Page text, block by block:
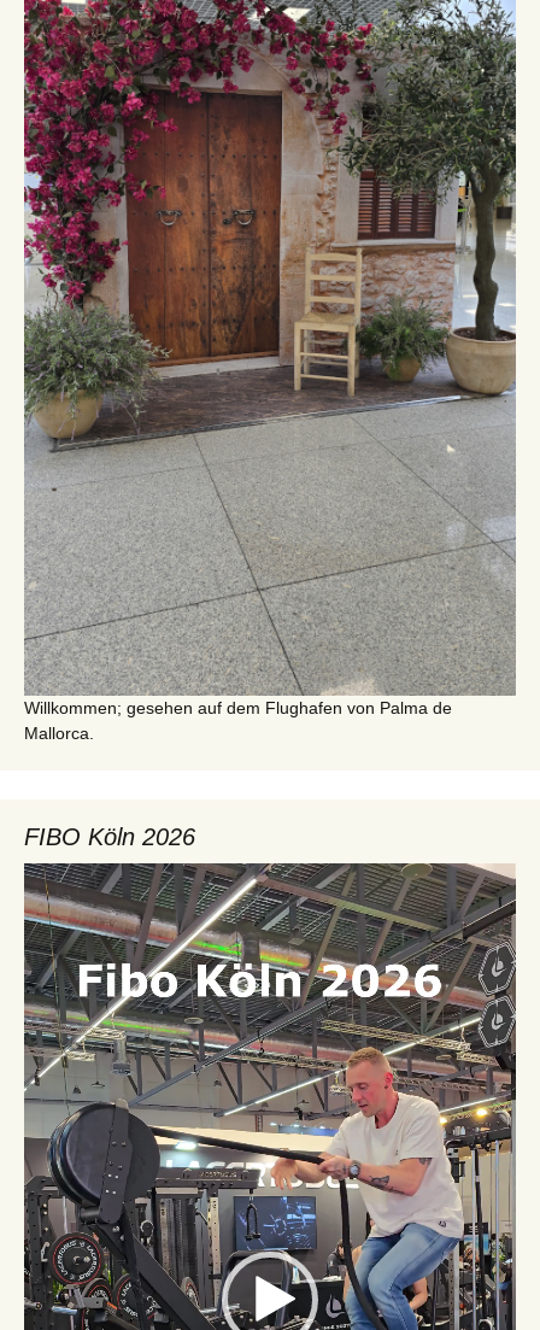
Willkommen; gesehen auf dem Flughafen von Palma de
Mallorca.
FIBO Köln 2026
Video-
Player